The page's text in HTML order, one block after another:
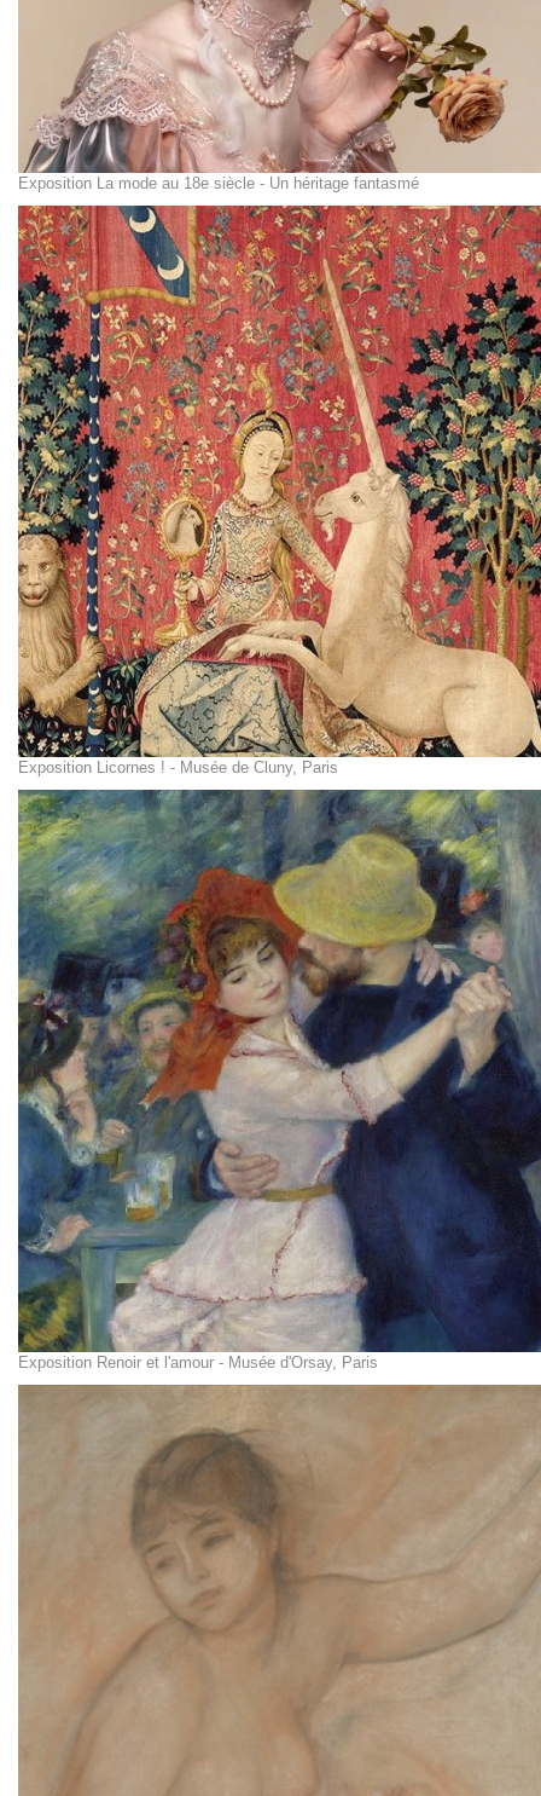
Exposition La mode au 18e siècle - Un héritage fantasmé
Exposition Licornes ! - Musée de Cluny, Paris
Exposition Renoir et l'amour - Musée d'Orsay, Paris